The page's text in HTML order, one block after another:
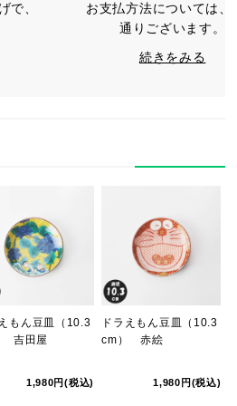
で、
お支払方法については、
通りございます。
続きをみる
もん豆皿（10.3
吉田屋
1,980円(税込)
ドラえもん豆皿（10.3
cm） 赤絵
1,980円(税込)